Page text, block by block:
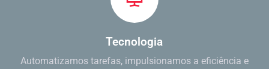
Tecnologia
Automatizamos tarefas, impulsionamos a eficiência e